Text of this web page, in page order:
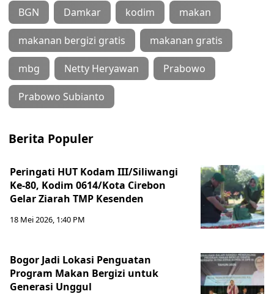
BGN Damkar kodim makan
makanan bergizi gratis makanan gratis
mbg Netty Heryawan Prabowo
Prabowo Subianto
Berita Populer
Peringati HUT Kodam III/Siliwangi
Ke-80, Kodim 0614/Kota Cirebon
Gelar Ziarah TMP Kesenden
18 Mei 2026, 1:40 PM
Bogor Jadi Lokasi Penguatan
Program Makan Bergizi untuk
Generasi Unggul